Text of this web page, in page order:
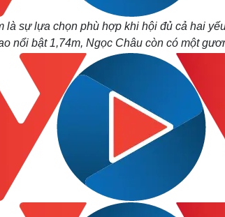
là sự lựa chọn phù hợp khi hội đủ cả hai
nổi bật 1,74m, Ngọc Châu còn có một